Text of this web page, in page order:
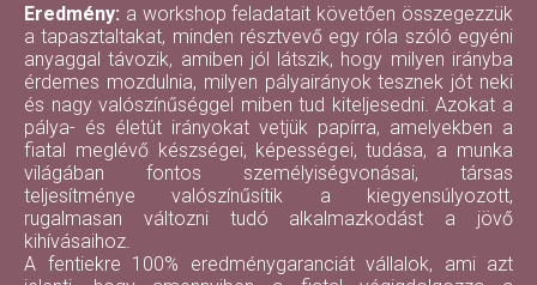
Eredmény: a workshop feladatait követően összegezzük
a tapasztaltakat, minden résztvevő egy róla szóló egyéni
anyaggal távozik, amiben jól látszik, hogy milyen irányba
érdemes mozdulnia, milyen pályairányok tesznek jót neki
és nagy valószínűséggel miben tud kiteljesedni. Azokat a
pálya- és életút irányokat vetjük papírra, amelyekben a
fiatal meglévő készségei, képességei, tudása, a munka
világában fontos személyiségvonásai, társas
teljesítménye valószínűsítik a kiegyensúlyozott,
rugalmasan változni tudó alkalmazkodást a jövő
kihívásaihoz.
A fentiekre 100% eredménygaranciát vállalok, ami azt